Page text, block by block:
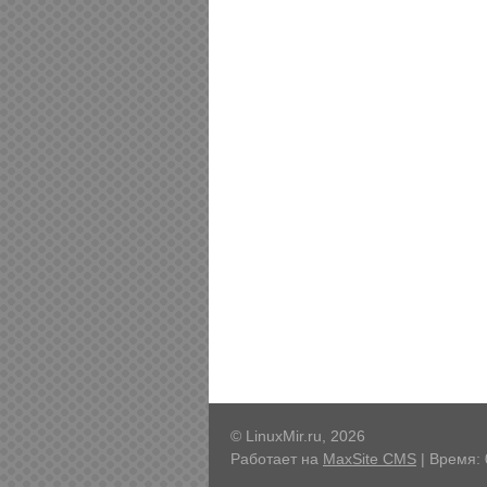
© LinuxMir.ru, 2026
Работает на MaxSite CMS | Время: